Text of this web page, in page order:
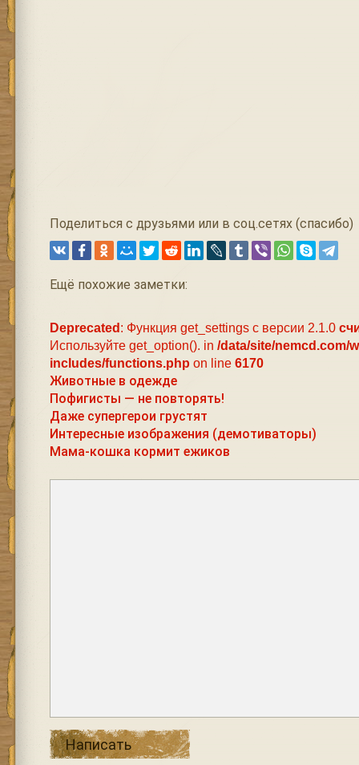
Поделиться с друзьями или в соц.сетях (спасибо)
Ещё похожие заметки:
Deprecated : Функция get_settings с версии 2.1.0
Используйте get_option(). in /data/site/nemcd.com/
includes/functions.php on line 6170
Животные в одежде
Пофигисты — не повторять!
Даже супергерои грустят
Интересные изображения (демотиваторы)
Мама-кошка кормит ежиков
Написать